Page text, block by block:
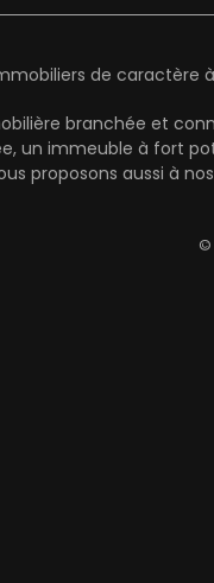
de caractère
branchée et
immeuble à fort
proposons aussi à
©